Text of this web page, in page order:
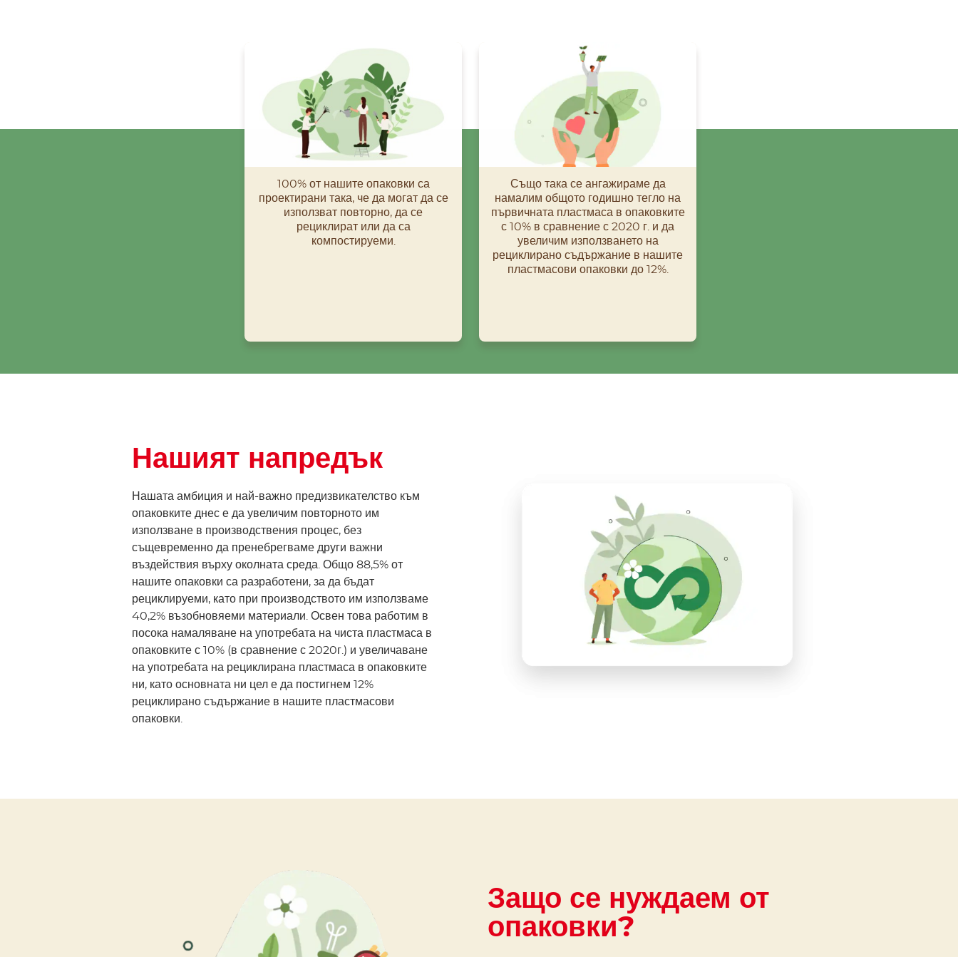
100% от нашите опаковки са
проектирани така, че да могат да се
използват повторно, да се
рециклират или да са
компостируеми.
Също така се ангажираме да
намалим общото годишно тегло на
първичната пластмаса в опаковките
с 10% в сравнение с 2020 г. и да
увеличим използването на
рециклирано съдържание в нашите
пластмасови опаковки до 12%.
Нашият напредък
Нашата амбиция и най-важно предизвикателство към
опаковките днес е да увеличим повторното им
използване в производствения процес, без
същевременно да пренебрегваме други важни
въздействия върху околната среда. Общо 88,5% от
нашите опаковки са разработени, за да бъдат
рециклируеми, като при производството им използваме
40,2% възобновяеми материали. Освен това работим в
посока намаляване на употребата на чиста пластмаса в
опаковките с 10% (в сравнение с 2020г.) и увеличаване
на употребата на рециклиранa пластмаса в опаковките
ни, като основната ни цел е да постигнем 12%
рециклирано съдържание в нашите пластмасови
опаковки.
Защо се нуждаем от
опаковки?